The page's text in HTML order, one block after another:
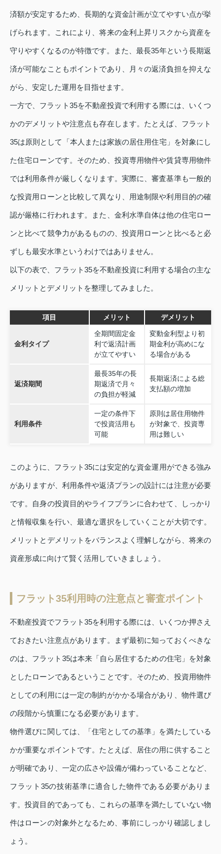
済額が安定するため、長期的な資金計画が立てやすい点が挙
げられます。これにより、将来の金利上昇リスクから資産を
守りやすくなるのが特徴です。また、最長35年という長期返
済が可能なこともポイントであり、月々の返済負担を抑えな
がら、安定した運用を目指せます。
一方で、フラット35を不動産投資で利用する際には、いくつ
かのデメリットや注意点も存在します。たとえば、フラット
35は原則として「本人または家族の居住用住宅」を対象にし
た住宅ローンです。そのため、投資専用物件や賃貸専用物件
では利用条件が厳しくなります。実際に、審査基準も一般的
な投資用ローンと比較して異なり、用途制限や利用目的の確
認が厳格に行われます。また、金利水準自体は他の住宅ロー
ンと比べて競争力があるものの、投資用ローンと比べると必
ずしも最安水準というわけではありません。
以下の表で、フラット35を不動産投資に利用する場合の主な
メリットとデメリットを整理してみました。
項目 メリット デメリット
金利タイプ
全期間固定金
利で返済計画
が立てやすい
変動金利型より初
期金利が高めにな
る場合がある
返済期間
最長35年の長
期返済で月々
の負担が軽減
長期返済による総
支払額の増加
利用条件
一定の条件下
で投資活用も
可能
原則は居住用物件
が対象で、投資専
用は難しい
このように、フラット35には安定的な資金運用ができる強み
がありますが、利用条件や返済プランの設計には注意が必要
です。自身の投資目的やライフプランに合わせて、しっかり
と情報収集を行い、最適な選択をしていくことが大切です。
メリットとデメリットをバランスよく理解しながら、将来の
資産形成に向けて賢く活用していきましょう。
フラット35利用時の注意点と審査ポイント
不動産投資でフラット35を利用する際には、いくつか押さえ
ておきたい注意点があります。まず最初に知っておくべきな
のは、フラット35は本来「自ら居住するための住宅」を対象
としたローンであるということです。そのため、投資用物件
としての利用には一定の制約がかかる場合があり、物件選び
の段階から慎重になる必要があります。
物件選びに関しては、「住宅としての基準」を満たしている
かが重要なポイントです。たとえば、居住の用に供すること
が明確であり、一定の広さや設備が備わっていることなど、
フラット35の技術基準に適合した物件である必要がありま
す。投資目的であっても、これらの基準を満たしていない物
件はローンの対象外となるため、事前にしっかり確認しまし
ょう。